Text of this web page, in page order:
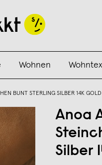
Wohnen
BUNT STERLING SILBER 14K GOLD
Anoa
Silber